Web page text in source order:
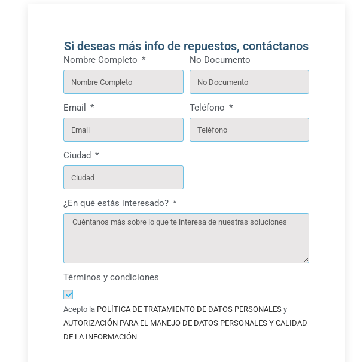
Si deseas más info de repuestos, contáctanos
Nombre Completo No Documento
Email Teléfono
Ciudad
¿En qué estás interesado?
Términos y condiciones
Acepto la POLÍTICA DE TRATAMIENTO DE DATOS PERSONALESy
AUTORIZACIÓN PARA EL MANEJO DE DATOS PERSONALES Y CALIDAD
DE LA INFORMACIÓN